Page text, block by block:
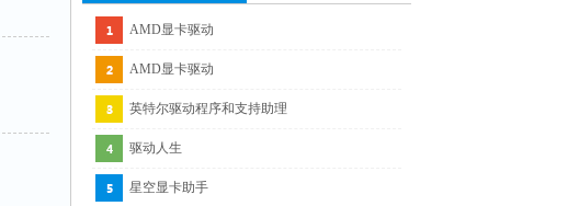
件下载
AMD显卡驱动
AMD显卡驱动
英特尔驱动程序和支持助理
驱动人生
星空显卡助手